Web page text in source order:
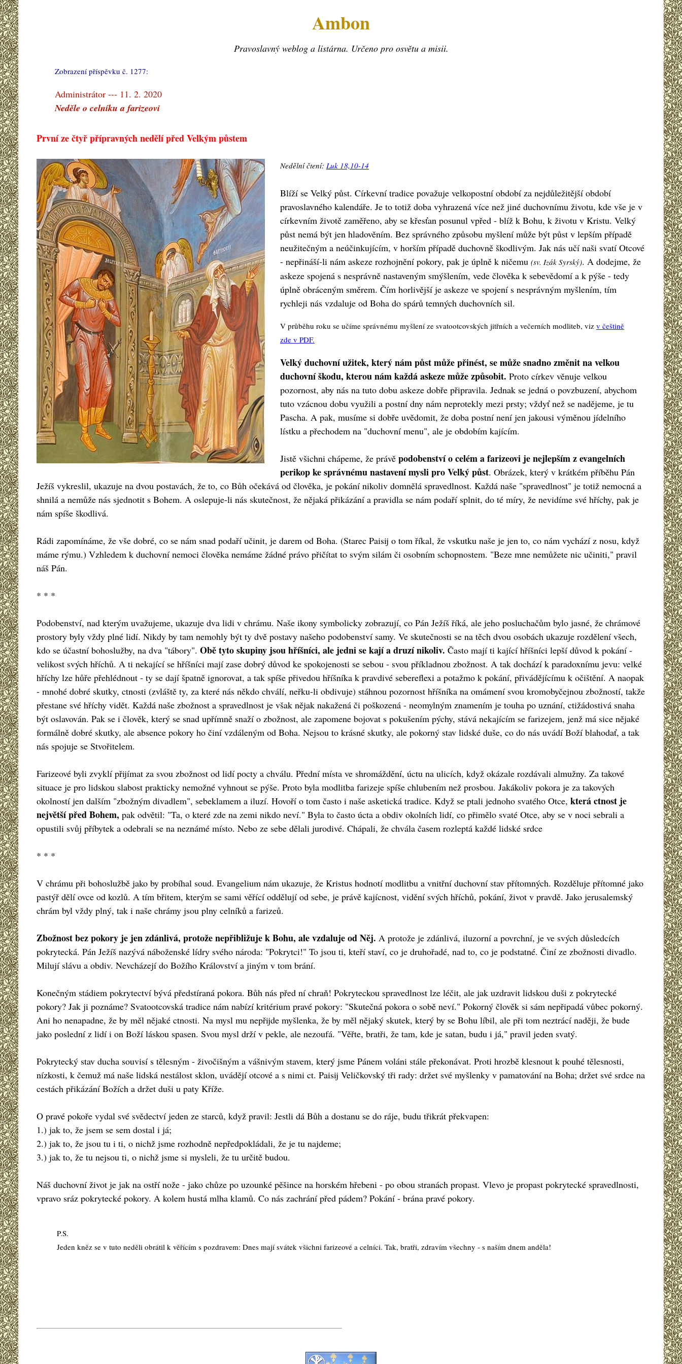
Ambon
Pravoslavný weblog a listárna. Určeno pro osvětu a misii.
Zobrazení příspěvku č. 1277:
Administrátor --- 11. 2. 2020
Neděle o celníku a farizeovi
První ze čtyř přípravných nedělí před Velkým půstem
Nedělní čtení: Luk 18,10-14
Blíží se Velký půst. Církevní tradice považuje velkopostní období za nejdůležitější období
pravoslavného kalendáře. Je to totiž doba vyhrazená více než jiné duchovnímu životu, kde vše je v
církevním životě zaměřeno, aby se křesťan posunul vpřed - blíž k Bohu, k životu v Kristu. Velký
půst nemá být jen hladověním. Bez správného způsobu myšlení může být půst v lepším případě
neužitečným a neúčinkujícím, v horším případě duchovně škodlivým. Jak nás učí naši svatí Otcové
- nepřináší-li nám askeze rozhojnění pokory, pak je úplně k ničemu (sv. Izák Syrský). A dodejme, že
askeze spojená s nesprávně nastaveným smýšlením, vede člověka k sebevědomí a k pýše - tedy
úplně obráceným směrem. Čím horlivější je askeze ve spojení s nesprávným myšlením, tím
rychleji nás vzdaluje od Boha do spárů temných duchovních sil.
V průběhu roku se učíme správnému myšlení ze svatootcovských jitřních a večerních modliteb, viz v češtině
zde v PDF.
Velký duchovní užitek, který nám půst může přinést, se může snadno změnit na velkou
duchovní škodu, kterou nám každá askeze může způsobit. Proto církev věnuje velkou
pozornost, aby nás na tuto dobu askeze dobře připravila. Jednak se jedná o povzbuzení, abychom
tuto vzácnou dobu využili a postní dny nám neprotekly mezi prsty; vždyť než se nadějeme, je tu
Pascha. A pak, musíme si dobře uvědomit, že doba postní není jen jakousi výměnou jídelního
lístku a přechodem na "duchovní menu", ale je obdobím kajícím.
Jistě všichni chápeme, že právě podobenství o celém a farizeovi je nejlepším z evangelních
perikop ke správnému nastavení mysli pro Velký půst. Obrázek, který v krátkém příběhu Pán
Ježíš vykreslil, ukazuje na dvou postavách, že to, co Bůh očekává od člověka, je pokání nikoliv domnělá spravedlnost. Každá naše "spravedlnost" je totiž nemocná a
shnilá a nemůže nás sjednotit s Bohem. A oslepuje-li nás skutečnost, že nějaká přikázání a pravidla se nám podaří splnit, do té míry, že nevidíme své hříchy, pak je
nám spíše škodlivá.
Rádi zapomínáme, že vše dobré, co se nám snad podaří učinit, je darem od Boha. (Starec Paisij o tom říkal, že vskutku naše je jen to, co nám vychází z nosu, když
máme rýmu.) Vzhledem k duchovní nemoci člověka nemáme žádné právo přičítat to svým silám či osobním schopnostem. "Beze mne nemůžete nic učiniti," pravil
náš Pán.
* * *
Podobenství, nad kterým uvažujeme, ukazuje dva lidi v chrámu. Naše ikony symbolicky zobrazují, co Pán Ježíš říká, ale jeho posluchačům bylo jasné, že chrámové
prostory byly vždy plné lidí. Nikdy by tam nemohly být ty dvě postavy našeho podobenství samy. Ve skutečnosti se na těch dvou osobách ukazuje rozdělení všech,
kdo se účastní bohoslužby, na dva "tábory". Obě tyto skupiny jsou hříšníci, ale jedni se kají a druzí nikoliv. Často mají ti kající hříšníci lepší důvod k pokání -
velikost svých hříchů. A ti nekající se hříšníci mají zase dobrý důvod ke spokojenosti se sebou - svou příkladnou zbožnost. A tak dochází k paradoxnímu jevu: velké
hříchy lze hůře přehlédnout - ty se dají špatně ignorovat, a tak spíše přivedou hříšníka k pravdivé sebereflexi a potažmo k pokání, přivádějícímu k očištění. A naopak
- mnohé dobré skutky, ctnosti (zvláště ty, za které nás někdo chválí, neřku-li obdivuje) stáhnou pozornost hříšníka na omámení svou kromobyčejnou zbožností, takže
přestane své hříchy vidět. Každá naše zbožnost a spravedlnost je však nějak nakažená či poškozená - neomylným znamením je touha po uznání, ctižádostivá snaha
být oslavován. Pak se i člověk, který se snad upřímně snaží o zbožnost, ale zapomene bojovat s pokušením pýchy, stává nekajícím se farizejem, jenž má sice nějaké
formálně dobré skutky, ale absence pokory ho činí vzdáleným od Boha. Nejsou to krásné skutky, ale pokorný stav lidské duše, co do nás uvádí Boží blahodať, a tak
nás spojuje se Stvořitelem.
Farizeové byli zvyklí přijímat za svou zbožnost od lidí pocty a chválu. Přední místa ve shromáždění, úctu na ulicích, když okázale rozdávali almužny. Za takové
situace je pro lidskou slabost prakticky nemožné vyhnout se pýše. Proto byla modlitba farizeje spíše chlubením než prosbou. Jakákoliv pokora je za takových
okolností jen dalším "zbožným divadlem", sebeklamem a iluzí. Hovoří o tom často i naše asketická tradice. Když se ptali jednoho svatého Otce, která ctnost je
největší před Bohem, pak odvětil: "Ta, o které zde na zemi nikdo neví." Byla to často úcta a obdiv okolních lidí, co přimělo svaté Otce, aby se v noci sebrali a
opustili svůj příbytek a odebrali se na neznámé místo. Nebo ze sebe dělali jurodivé. Chápali, že chvála časem rozleptá každé lidské srdce
* * *
V chrámu při bohoslužbě jako by probíhal soud. Evangelium nám ukazuje, že Kristus hodnotí modlitbu a vnitřní duchovní stav přítomných. Rozděluje přítomné jako
pastýř dělí ovce od kozlů. A tím břitem, kterým se sami věřící oddělují od sebe, je právě kajícnost, vidění svých hříchů, pokání, život v pravdě. Jako jerusalemský
chrám byl vždy plný, tak i naše chrámy jsou plny celníků a farizeů.
Zbožnost bez pokory je jen zdánlivá, protože nepřibližuje k Bohu, ale vzdaluje od Něj. A protože je zdánlivá, iluzorní a povrchní, je ve svých důsledcích
pokrytecká. Pán Ježíš nazývá náboženské lídry svého národa: "Pokrytci!" To jsou ti, kteří staví, co je druhořadé, nad to, co je podstatné. Činí ze zbožnosti divadlo.
Milují slávu a obdiv. Nevcházejí do Božího Království a jiným v tom brání.
Konečným stádiem pokrytectví bývá předstíraná pokora. Bůh nás před ní chraň! Pokryteckou spravedlnost lze léčit, ale jak uzdravit lidskou duši z pokrytecké
pokory? Jak ji poznáme? Svatootcovská tradice nám nabízí kritérium pravé pokory: "Skutečná pokora o sobě neví." Pokorný člověk si sám nepřipadá vůbec pokorný.
Ani ho nenapadne, že by měl nějaké ctnosti. Na mysl mu nepřijde myšlenka, že by měl nějaký skutek, který by se Bohu líbil, ale při tom neztrácí naději, že bude
jako poslední z lidí i on Boží láskou spasen. Svou mysl drží v pekle, ale nezoufá. "Věřte, bratři, že tam, kde je satan, budu i já," pravil jeden svatý.
Pokrytecký stav ducha souvisí s tělesným - živočišným a vášnivým stavem, který jsme Pánem voláni stále překonávat. Proti hrozbě klesnout k pouhé tělesnosti,
nízkosti, k čemuž má naše lidská nestálost sklon, uvádějí otcové a s nimi ct. Paisij Veličkovský tři rady: držet své myšlenky v pamatování na Boha; držet své srdce na
cestách přikázání Božích a držet duši u paty Kříže.
O pravé pokoře vydal své svědectví jeden ze starců, když pravil: Jestli dá Bůh a dostanu se do ráje, budu třikrát překvapen:
1.) jak to, že jsem se sem dostal i já;
2.) jak to, že jsou tu i ti, o nichž jsme rozhodně nepředpokládali, že je tu najdeme;
3.) jak to, že tu nejsou ti, o nichž jsme si mysleli, že tu určitě budou.
Náš duchovní život je jak na ostří nože - jako chůze po uzounké pěšince na horském hřebeni - po obou stranách propast. Vlevo je propast pokrytecké spravedlnosti,
vpravo sráz pokrytecké pokory. A kolem hustá mlha klamů. Co nás zachrání před pádem? Pokání - brána pravé pokory.
P.S.
Jeden kněz se v tuto neděli obrátil k věřícím s pozdravem: Dnes mají svátek všichni farizeové a celníci. Tak, bratři, zdravím všechny - s naším dnem anděla!